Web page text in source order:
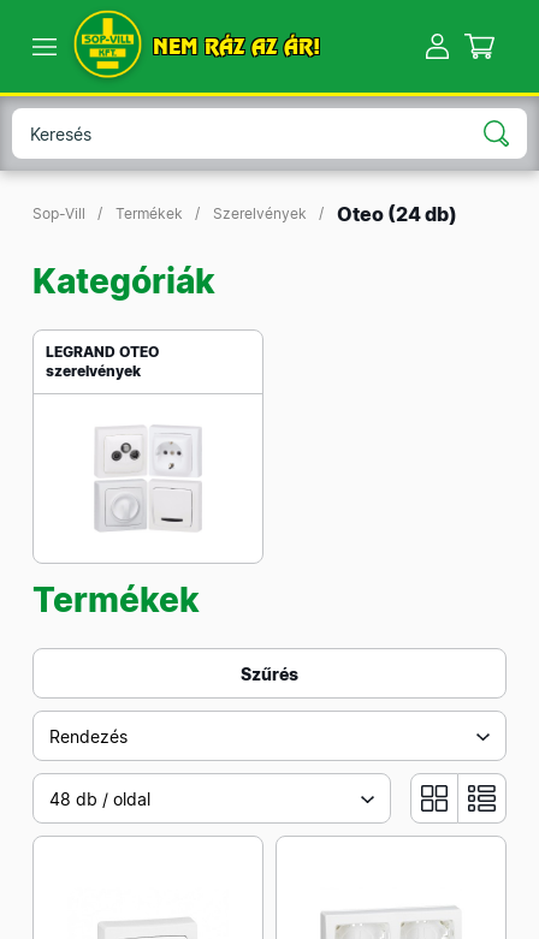
NEM RÁZ AZ ÁR!
Sop-Vill Termékek Szerelvények Oteo (24 db)
Kategóriák
LEGRAND OTEO
szerelvények
Termékek
Szűrés
Rendezés
48 db / oldal